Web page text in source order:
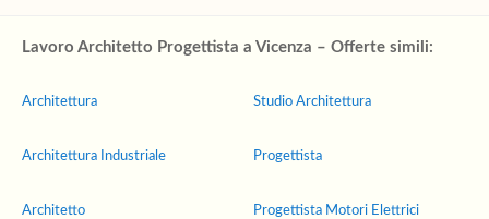
Lavoro Architetto Progettista a Vicenza – Offerte simili:
Architettura
Architettura Industriale
Architetto
Studio Architettura
Progettista
Progettista Motori Elettrici